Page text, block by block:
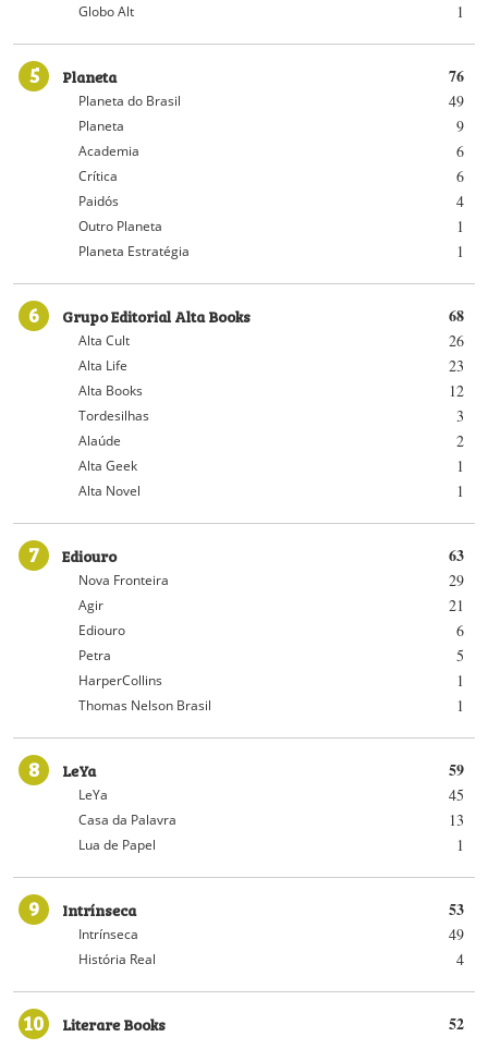
1
Globo Alt
5 76
Planeta
49
Planeta do Brasil
9
Planeta
6
Academia
6
Crítica
4
Paidós
1
Outro Planeta
1
Planeta Estratégia
6 68
Grupo Editorial Alta Books
26
Alta Cult
23
Alta Life
12
Alta Books
3
Tordesilhas
2
Alaúde
1
Alta Geek
1
Alta Novel
7 63
Ediouro
29
Nova Fronteira
21
Agir
6
Ediouro
5
Petra
1
HarperCollins
1
Thomas Nelson Brasil
8 59
LeYa
45
LeYa
13
Casa da Palavra
1
Lua de Papel
9 53
Intrínseca
49
Intrínseca
4
História Real
10 52
Literare Books